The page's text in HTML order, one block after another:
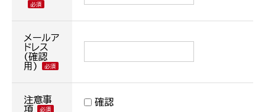
メールア
ドレス
(確認
用)
注意事
項
確認